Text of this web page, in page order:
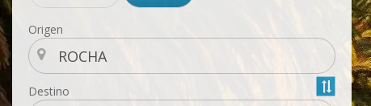
Origen
Destino